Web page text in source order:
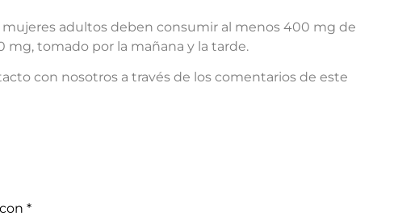
mujeres adultos deben consumir al menos 400 mg de
mg, tomado por la mañana y la tarde.
con nosotros a través de los comentarios de este
*